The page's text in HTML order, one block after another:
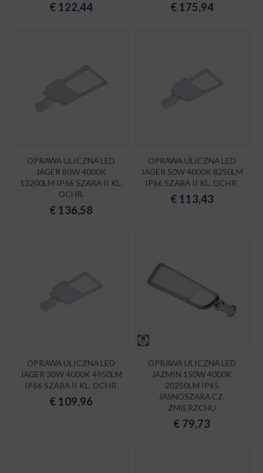
€ 122,44 € 175,94
OPRAWA ULICZNA LED
JAGER 80W 4000K
13200LM IP66 SZARA II KL.
OCHR.
€ 136,58
OPRAWA ULICZNA LED
JAGER 50W 4000K 8250LM
IP66 SZARA II KL. OCHR.
€ 113,43
OPRAWA ULICZNA LED
JAGER 30W 4000K 4950LM
IP66 SZARA II KL. OCHR.
€ 109,96
OPRAWA ULICZNA LED
JAZMIN 150W 4000K
20250LM IP65
JASNOSZARA CZ.
ZMIERZCHU
€ 79,73